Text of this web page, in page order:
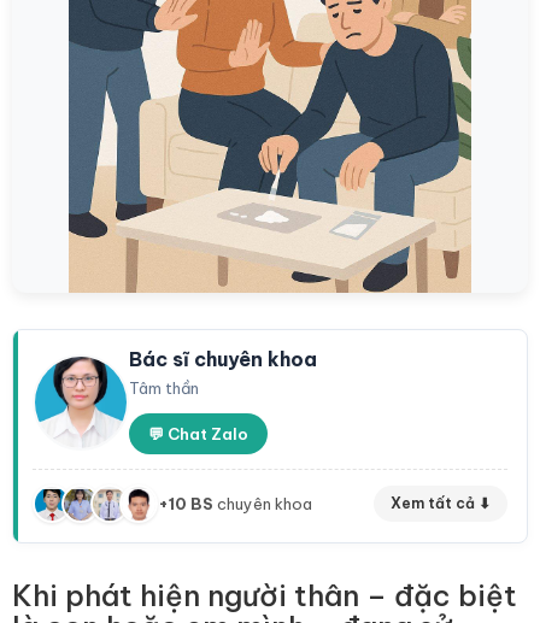
Bác sĩ chuyên khoa
Tâm thần
💬 Chat Zalo
+10 BS chuyên khoa Xem tất cả ⬇
Khi phát hiện người thân – đặc biệt